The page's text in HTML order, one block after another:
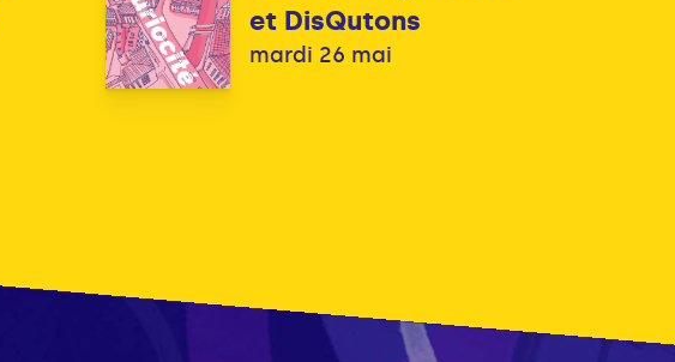
et DisQutons
mardi 26 mai